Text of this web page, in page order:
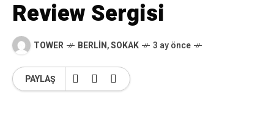
Review Sergisi
TOWER BERLIN,SOKAK 3 ay önce
PAYLAŞ